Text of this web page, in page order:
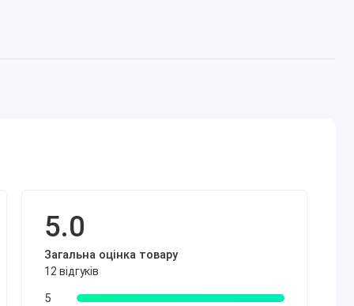
5.0
Загальна оцінка товару
12 відгуків
5